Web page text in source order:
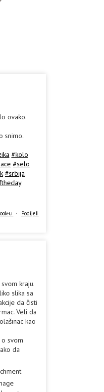
ovako.
snimo.
#kolo
#selo
#srbija
u · Podijeli
kraju.
slika sa
da čisti
Veli da
kao
svom
da